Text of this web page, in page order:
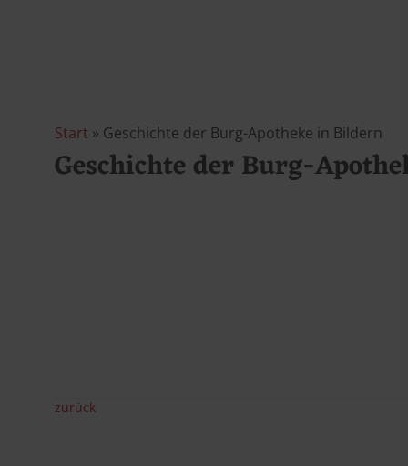
Start Geschichte der Burg-Apotheke in Bildern
Geschichte der Burg-
zurück